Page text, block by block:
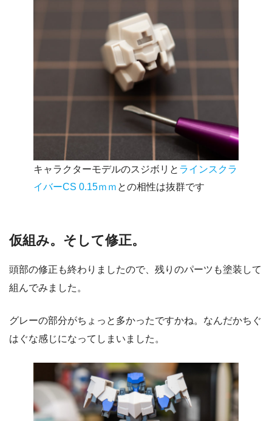
キャラクターモデルのスジボリと ラインスクラ
イバーCS 0.15ｍｍ との相性は抜群です
仮組み。そして修正。
頭部の修正も終わりましたので、残りのパーツも塗装して
組んでみました。
グレーの部分がちょっと多かったですかね。なんだかちぐ
はぐな感じになってしまいました。